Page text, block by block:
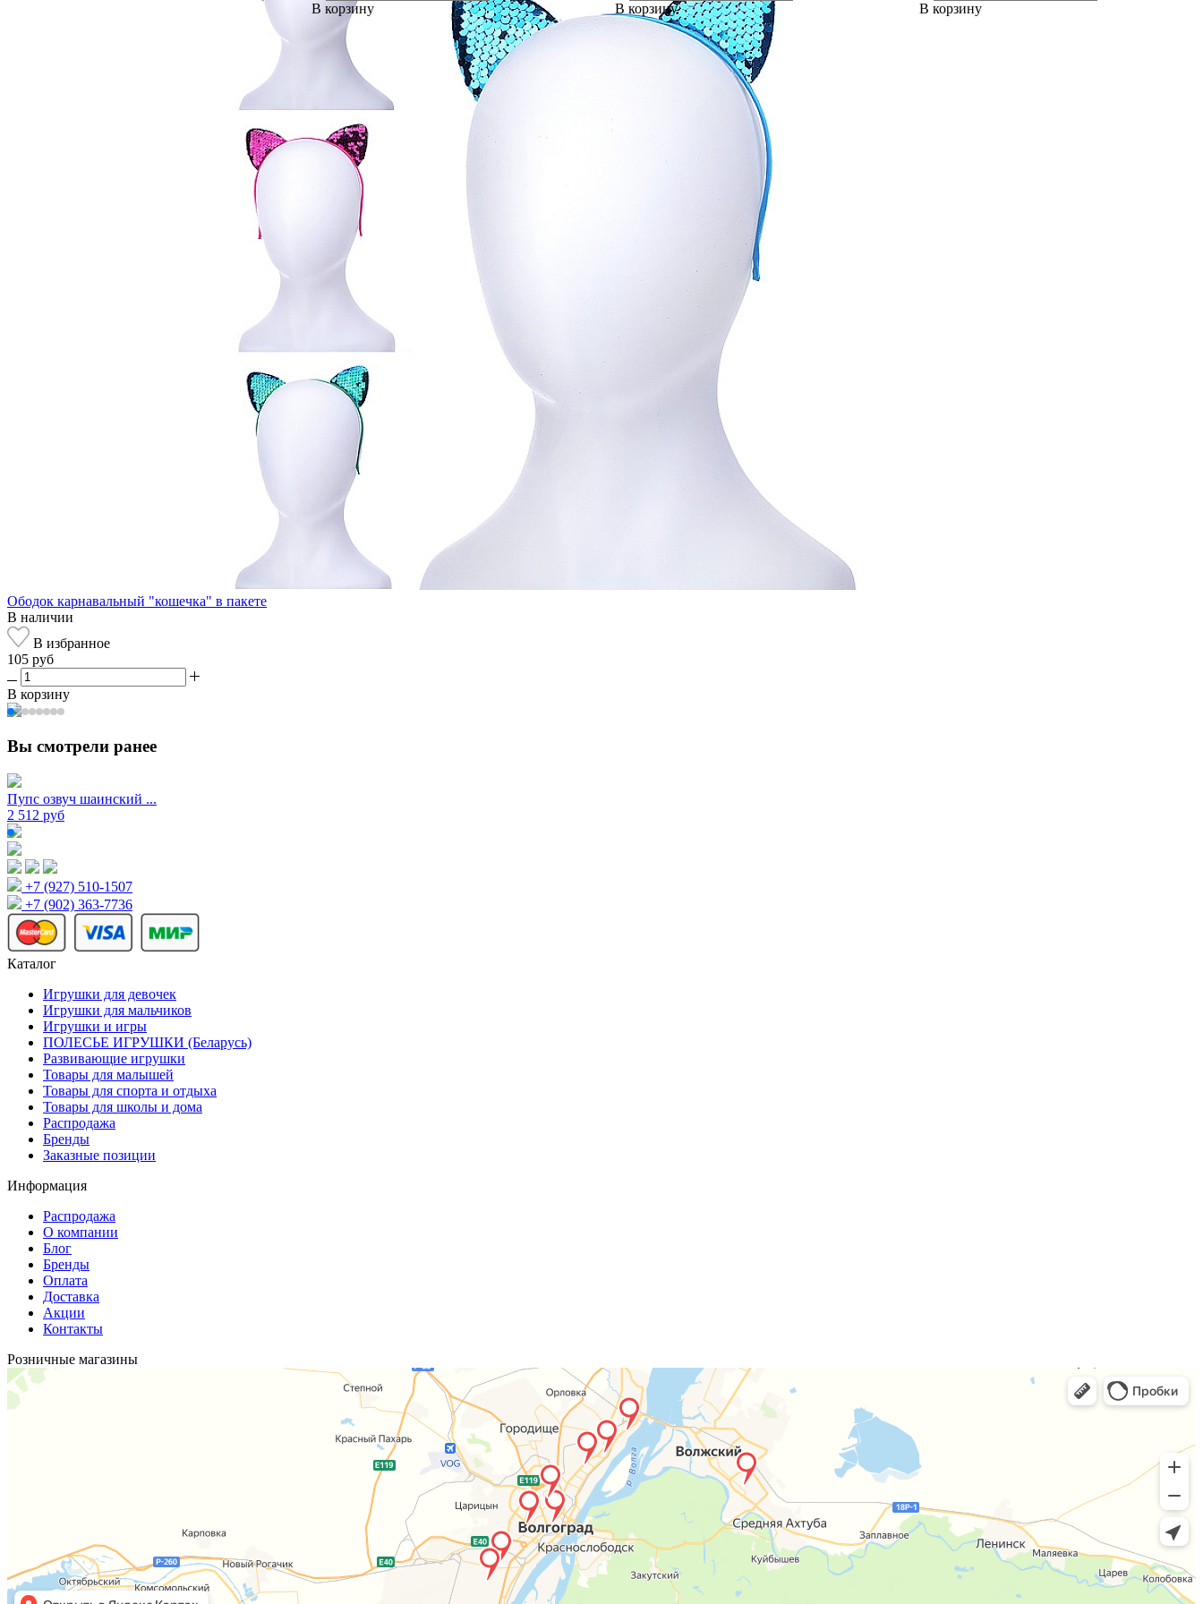
Ободок карнавальный "кошечка" в пакете
В наличии
В избранное
105 руб
В корзину
В корзину В корзину В корзину
Вы смотрели ранее
Пупс озвуч шаинский ...
2 512 руб
+7 (927) 510-1507
+7 (902) 363-7736
Каталог
Игрушки для девочек
Игрушки для мальчиков
Игрушки и игры
ПОЛЕСЬЕ ИГРУШКИ (Беларусь)
Развивающие игрушки
Товары для малышей
Товары для спорта и отдыха
Товары для школы и дома
Распродажа
Бренды
Заказные позиции
Информация
Распродажа
О компании
Блог
Бренды
Оплата
Доставка
Акции
Контакты
Розничные магазины